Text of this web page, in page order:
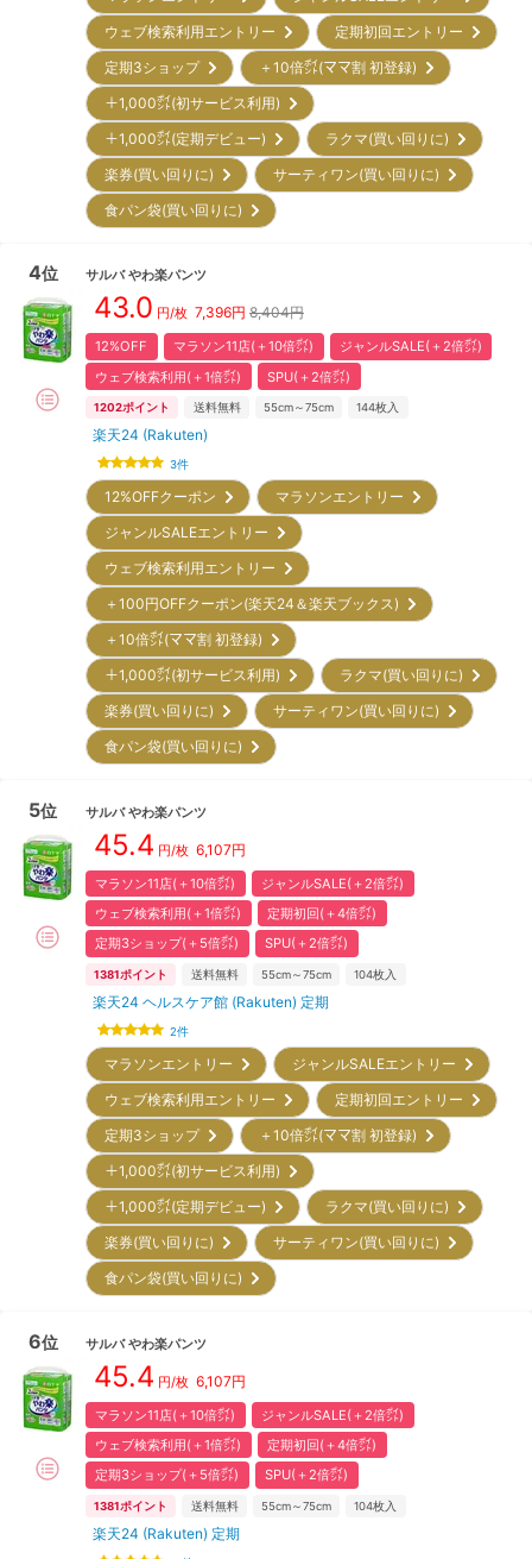
ウェブ検索利用エントリー
定期初回エントリー
定期3ショップ
＋10倍㌽(ママ割 初登録)
＋1,000㌽(初サービス利用)
＋1,000㌽(定期デビュー)
ラクマ(買い回りに)
楽券(買い回りに)
サーティワン(買い回りに)
食パン袋(買い回りに)
4位 サルバ やわ楽パンツ
43.0 円/枚 7,396円 8,404円
12%OFF マラソン11店(＋10倍㌽)
ジャンルSALE(＋2倍㌽)
ウェブ検索利用(＋1倍㌽)
SPU(＋2倍㌽)
1202ポイント 送料無料 55cm～75cm 144枚入
楽天24 (Rakuten)
3件
12%OFFクーポン
マラソンエントリー
ジャンルSALEエントリー
ウェブ検索利用エントリー
＋100円OFFクーポン(楽天24＆楽天ブックス)
＋10倍㌽(ママ割 初登録)
＋1,000㌽(初サービス利用)
ラクマ(買い回りに)
楽券(買い回りに)
サーティワン(買い回りに)
食パン袋(買い回りに)
5位 サルバ やわ楽パンツ
45.4 円/枚 6,107円
マラソン11店(＋10倍㌽)
ジャンルSALE(＋2倍㌽)
ウェブ検索利用(＋1倍㌽)
定期初回(＋4倍㌽)
定期3ショップ(＋5倍㌽)
SPU(＋2倍㌽)
1381ポイント 送料無料 55cm～75cm 104枚入
楽天24 ヘルスケア館 (Rakuten) 定期
2件
マラソンエントリー
ジャンルSALEエントリー
ウェブ検索利用エントリー
定期初回エントリー
定期3ショップ
＋10倍㌽(ママ割 初登録)
＋1,000㌽(初サービス利用)
＋1,000㌽(定期デビュー)
ラクマ(買い回りに)
楽券(買い回りに)
サーティワン(買い回りに)
食パン袋(買い回りに)
6位 サルバ やわ楽パンツ
45.4 円/枚 6,107円
マラソン11店(＋10倍㌽)
ジャンルSALE(＋2倍㌽)
ウェブ検索利用(＋1倍㌽)
定期初回(＋4倍㌽)
定期3ショップ(＋5倍㌽)
SPU(＋2倍㌽)
1381ポイント 送料無料 55cm～75cm 104枚入
楽天24 (Rakuten) 定期